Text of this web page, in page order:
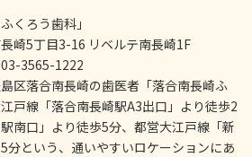
くろう歯科」
崎5丁目3-16 リベルテ南長崎1F
3565-1222
区落合南長崎の歯医者「落合南長崎ふ
戸線「落合南長崎駅A3出口」より徒歩2
南口」より徒歩5分、都営大江戸線「新
分という、通いやすいロケーションにあ